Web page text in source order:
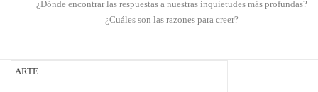
¿Dónde encontrar las respuestas a nuestras inquietudes más profundas?
¿Cuáles son las razones para creer?
ARTE